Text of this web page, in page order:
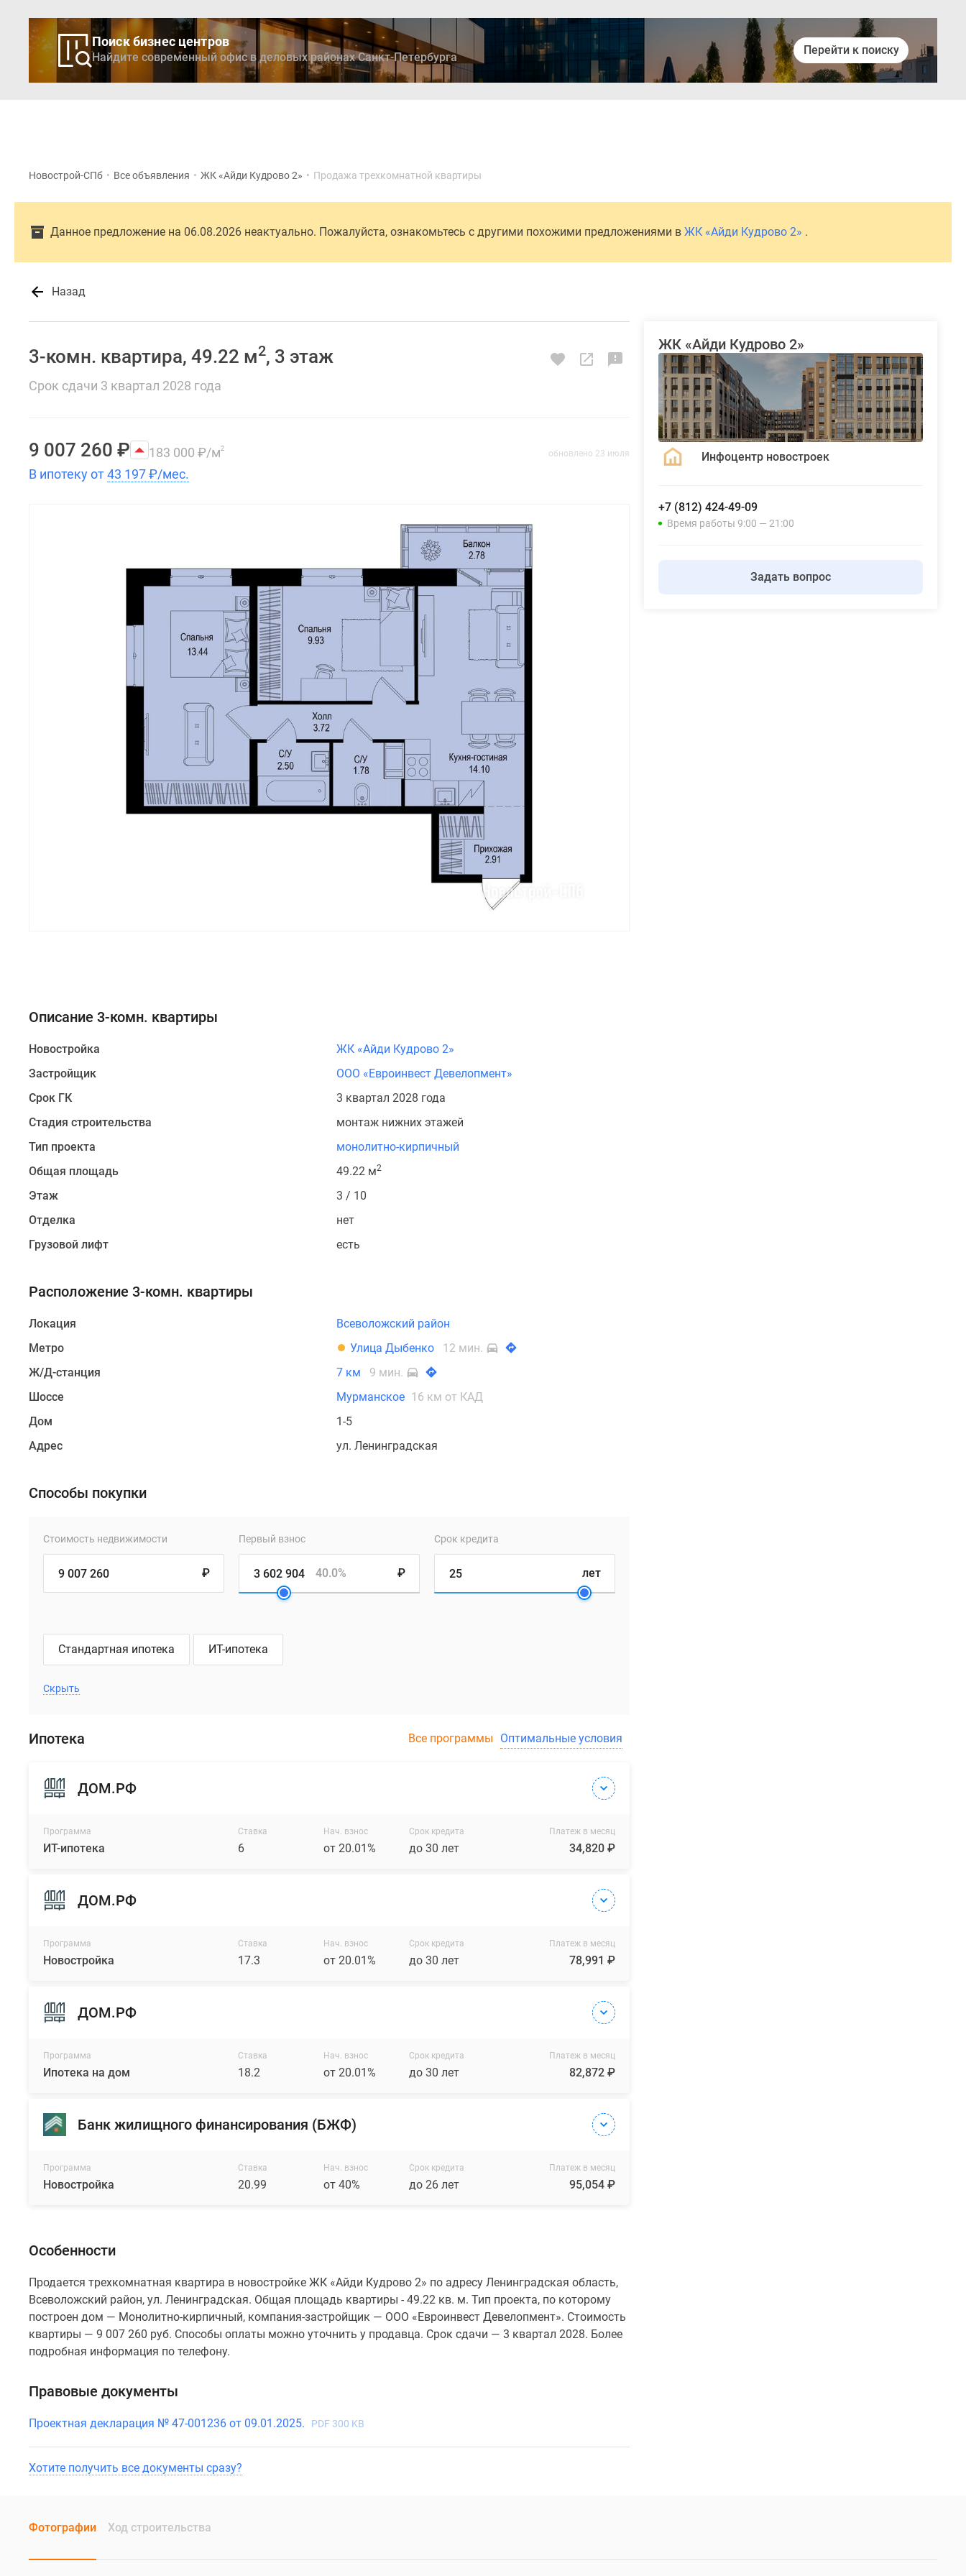
Поиск бизнес центров
Найдите современный офис в деловых районах Санкт-Петербурга
Перейти к поиску
Новострой-СПб • Все объявления • ЖК «Айди Кудрово 2» • Продажа трехкомнатной квартиры
Данное предложение на 06.08.2026 неактуально. Пожалуйста, ознакомьтесь с другими похожими предложениями в ЖК «Айди Кудрово 2» .
Назад
3-комн. квартира, 49.22 м2, 3 этаж
Срок сдачи 3 квартал 2028 года
9 007 260 ₽ 183 000 ₽/м2
В ипотеку от43 197₽/мес.
обновлено 23 июля
Описание 3-комн. квартиры
Новостройка
ЖК «Айди Кудрово 2»
Застройщик
ООО «Евроинвест Девелопмент»
Срок ГК
3 квартал 2028 года
Стадия строительства
монтаж нижних этажей
Тип проекта
монолитно-кирпичный
Общая площадь
49.22 м2
Этаж
3 / 10
Отделка
нет
Грузовой лифт
есть
Расположение 3-комн. квартиры
Локация
Всеволожский район
Метро
Улица Дыбенко
12 мин.
Ж/Д-станция
7 км
9 мин.
Шоссе
Мурманское 16 км от КАД
Дом
1-5
Адрес
ул. Ленинградская
Способы покупки
Стоимость недвижимости
₽
Первый взнос
₽
40.0%
Срок кредита
лет
Стандартная ипотека ИТ-ипотека
Скрыть
Ипотека Все программы Оптимальные условия
ДОМ.РФ
Программа
ИТ-ипотека
Ставка
6
Нач. взнос
от 20.01%
Срок кредита
до 30 лет
Платеж в месяц
34,820 ₽
ДОМ.РФ
Программа
Новостройка
Ставка
17.3
Нач. взнос
от 20.01%
Срок кредита
до 30 лет
Платеж в месяц
78,991 ₽
ДОМ.РФ
Программа
Ипотека на дом
Ставка
18.2
Нач. взнос
от 20.01%
Срок кредита
до 30 лет
Платеж в месяц
82,872 ₽
Банк жилищного финансирования (БЖФ)
Программа
Новостройка
Ставка
20.99
Нач. взнос
от 40%
Срок кредита
до 26 лет
Платеж в месяц
95,054 ₽
Особенности
Продается трехкомнатная квартира в новостройке ЖК «Айди Кудрово 2» по адресу Ленинградская область,
Всеволожский район, ул. Ленинградская. Общая площадь квартиры - 49.22 кв. м. Тип проекта, по которому
построен дом — Монолитно-кирпичный, компания-застройщик — ООО «Евроинвест Девелопмент». Стоимость
квартиры — 9 007 260 руб. Способы оплаты можно уточнить у продавца. Срок сдачи — 3 квартал 2028. Более
подробная информация по телефону.
Правовые документы
Проектная декларация № 47-001236 от 09.01.2025. PDF 300 KB
Хотите получить все документы сразу?
ЖК «Айди Кудрово 2»
Инфоцентр новостроек
+7 (812) 424-49-09
Время работы 9:00 — 21:00
Задать вопрос
Фотографии Ход строительства